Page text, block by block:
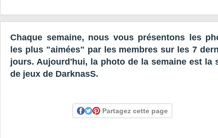
Chaque semaine, nous vous présentons les
les plus "aimées" par les membres sur les 7
jours. Aujourd'hui, la photo de la semaine est la
de jeux de DarknasS.
Partagez cette page